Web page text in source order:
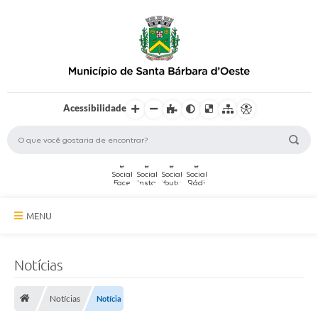
Acessibilidade
MENU
Serviços Online
Notícias
Notícias Notícia